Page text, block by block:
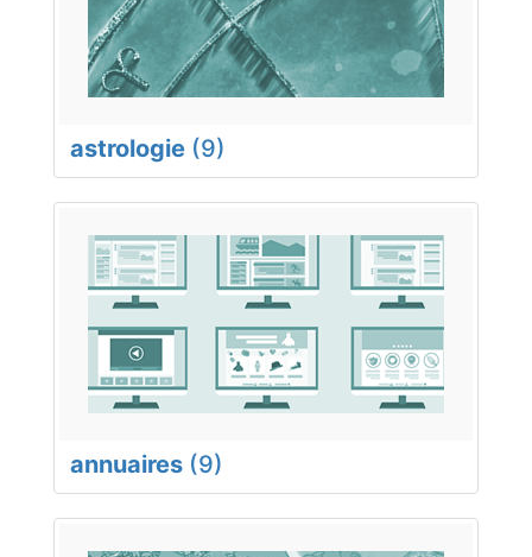
astrologie (9)
annuaires (9)